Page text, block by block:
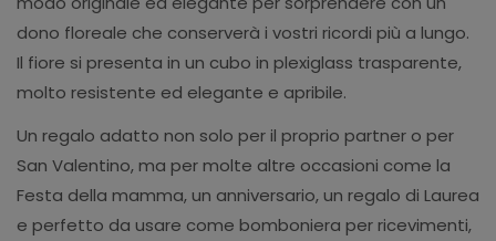
dono floreale che conserverà i vostri ricordi più a lungo.
Il fiore si presenta in un cubo in plexiglass trasparente,
molto resistente ed elegante e apribile.
Un regalo adatto non solo per il proprio partner o per
San Valentino, ma per molte altre occasioni come la
Festa della mamma, un anniversario, un regalo di Laurea
e perfetto da usare come bomboniera per ricevimenti,